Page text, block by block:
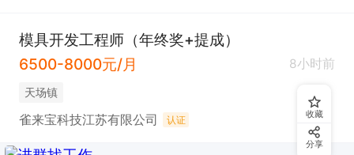
模具开发工程师（年终奖+提成）
6500-8000元/月
8小时前
天场镇
雀来宝科技江苏有限公司 认证 收藏
分享